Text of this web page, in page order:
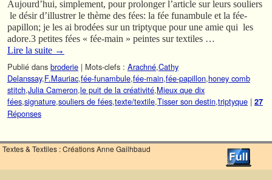
Aujourd’hui, simplement, pour prolonger l’article sur leurs souliers
le désir d’illustrer le thème des fées: la fée funambule et la fée-
papillon; je les ai brodées sur un triptyque pour une amie qui les
adore.3 petites fées « fée-main » peintes sur textiles …
Lire la suite →
Publié dans broderie | Mots-clefs : Arachné,Cathy
Delanssay,F.Mauriac,fée-funambule,fée-main,fée-papillon,honey comb
stitch,Julia Cameron,le puit de la créativité,Mieux que dix
fées,signature,souliers de fées,texte/textile,Tisser son destin,triptyque | 27
Réponses
Textes & Textiles : Créations Anne Gailhbaud